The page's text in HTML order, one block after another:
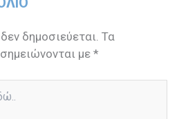
δημοσιεύεται. Τα
με*